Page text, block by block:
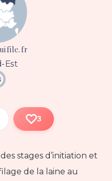
Est
3
stages d’initiation et
de la laine au